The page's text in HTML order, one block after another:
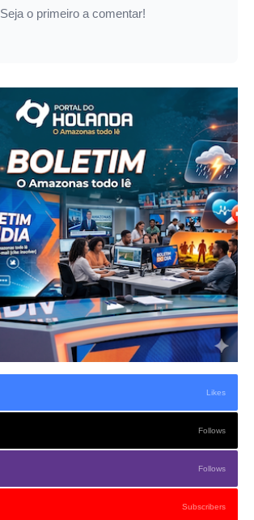
Seja o primeiro a comentar!
Likes
Follows
Follows
Subscribers